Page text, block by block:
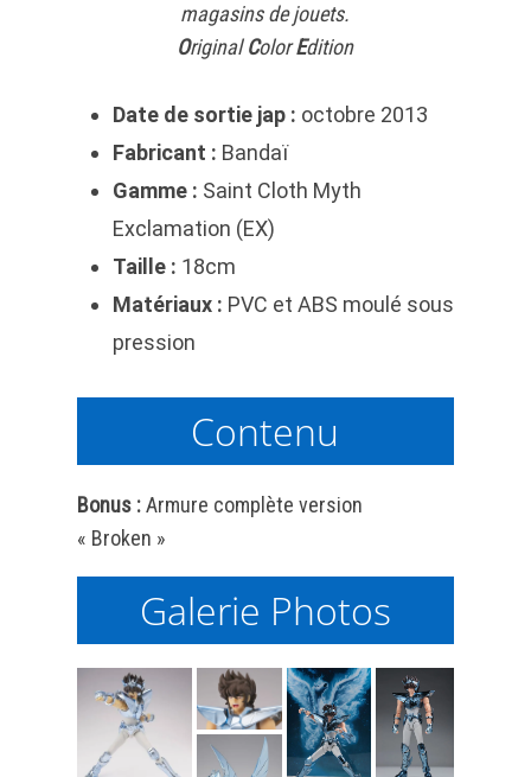
magasins de jouets.
OriginalColorEdition
Date de sortie jap : octobre 2013
Fabricant : Bandaï
Gamme : Saint Cloth Myth
Exclamation (EX)
Taille : 18cm
Matériaux : PVC et ABS moulé sous
pression
Contenu
Bonus :Armure complète version
« Broken »
Galerie Photos